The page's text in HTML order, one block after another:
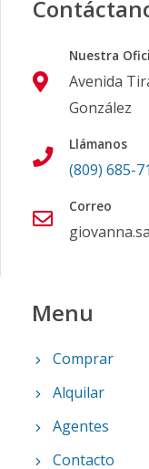
Nuestra
Avenida
González
Llámanos
(809) 685-
Correo
Menu
Comprar
Alquilar
Agentes
Contacto